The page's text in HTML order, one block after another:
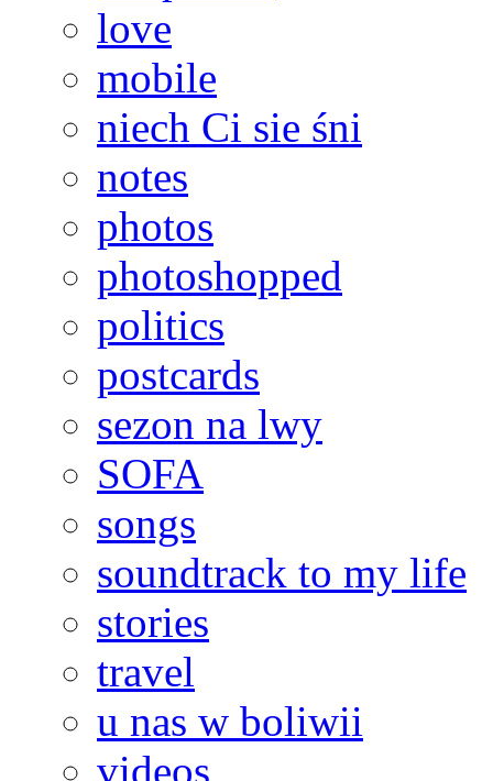
love
mobile
niech Ci sie śni
notes
photos
photoshopped
politics
postcards
sezon na lwy
SOFA
songs
soundtrack to my life
stories
travel
u nas w boliwii
videos